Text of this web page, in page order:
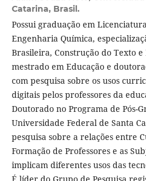
Catarina, Brasil.
Possui graduação em
Engenharia Química,
Brasileira, Construção do Texto
mestrado em Educação e
com pesquisa sobre os usos
digitais pelos professores da
Doutorado no Programa de Pós-
Universidade Federal de Santa
pesquisa sobre a relações entre
Formação de Professores e as
implicam diferentes usos das